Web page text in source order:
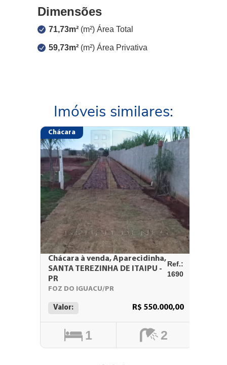
Dimensões
71,73m² (m²) Área Total
59,73m² (m²) Área Privativa
Imóveis similares:
Chácara
Chácara à venda, Aparecidinha,
SANTA TEREZINHA DE ITAIPU -
PR
Ref.:
1690
FOZ DO IGUACU/PR
Valor: R$ 550.000,00
1 2